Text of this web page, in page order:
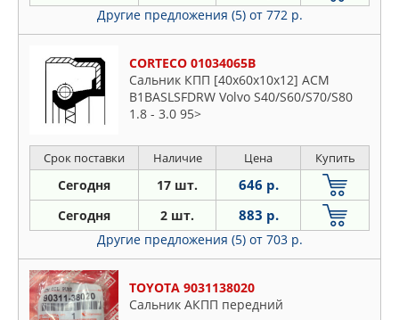
Другие предложения (5) от 772 р.
CORTECO 01034065B
Сальник КПП [40x60x10x12] ACM
B1BASLSFDRW Volvo S40/S60/S70/S80
1.8 - 3.0 95>
Срок поставки Наличие Цена Купить
Сегодня 17 шт. 646 р.
Сегодня 2 шт. 883 р.
Другие предложения (5) от 703 р.
TOYOTA 9031138020
Сальник АКПП передний